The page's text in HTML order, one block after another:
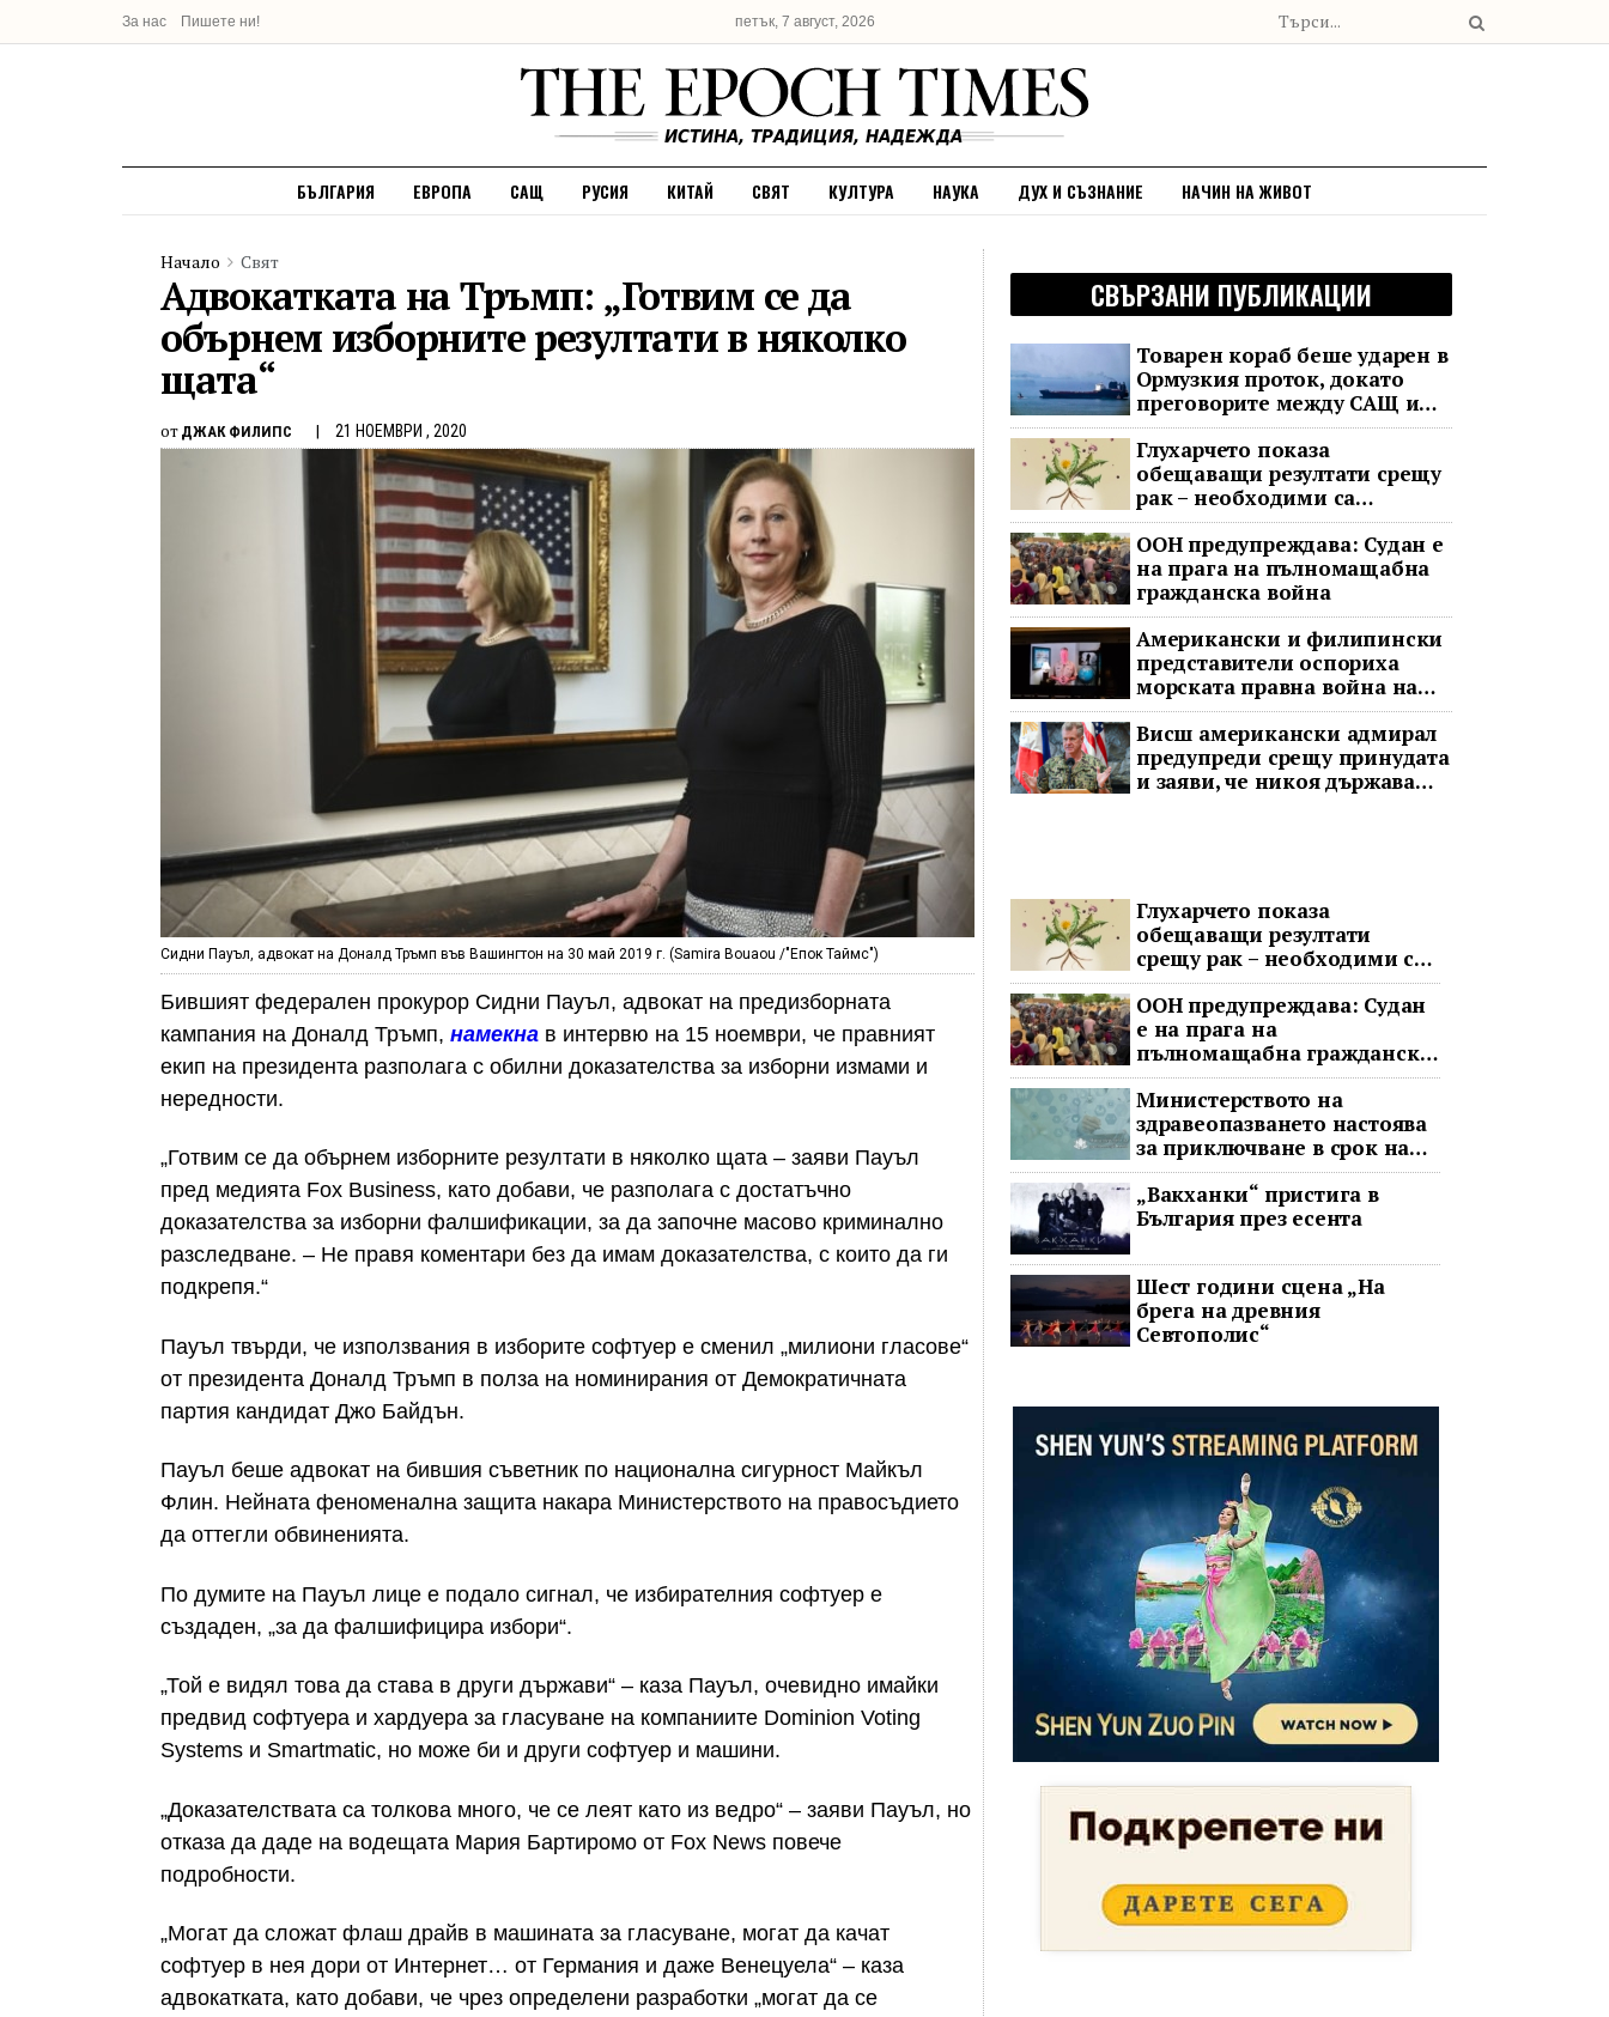
За нас Пишете ни! петък, 7 август, 2026
БЪЛГАРИЯ ЕВРОПА САЩ РУСИЯ КИТАЙ СВЯТ КУЛТУРА НАУКА ДУХ И СЪЗНАНИЕ НАЧИН НА ЖИВОТ
Начало Свят
Адвокатката на Тръмп: „Готвим се да
обърнем изборните резултати в няколко
щата“
от ДЖАК ФИЛИПС 21 НОЕМВРИ , 2020
Сидни Пауъл, адвокат на Доналд Тръмп във Вашингтон на 30 май 2019 г. (Samira Bouaou /"Епок Таймс")
Бившият федерален прокурор Сидни Пауъл, адвокат на предизборната
кампания на Доналд Тръмп, намекна в интервю на 15 ноември, че правният
екип на президента разполага с обилни доказателства за изборни измами и
нередности.
„Готвим се да обърнем изборните резултати в няколко щата – заяви Пауъл
пред медията Fox Business, като добави, че разполага с достатъчно
доказателства за изборни фалшификации, за да започне масово криминално
разследване. – Не правя коментари без да имам доказателства, с които да ги
подкрепя.“
Пауъл твърди, че използвания в изборите софтуер е сменил „милиони гласове“
от президента Доналд Тръмп в полза на номинирания от Демократичната
партия кандидат Джо Байдън.
Пауъл беше адвокат на бившия съветник по национална сигурност Майкъл
Флин. Нейната феноменална защита накара Министерството на правосъдието
да оттегли обвиненията.
По думите на Пауъл лице е подало сигнал, че избирателния софтуер е
създаден, „за да фалшифицира избори“.
„Той е видял това да става в други държави“ – каза Пауъл, очевидно имайки
предвид софтуера и хардуера за гласуване на компаниите Dominion Voting
Systems и Smartmatic, но може би и други софтуер и машини.
„Доказателствата са толкова много, че се леят като из ведро“ – заяви Пауъл, но
отказа да даде на водещата Мария Бартиромо от Fox News повече
подробности.
„Могат да сложат флаш драйв в машината за гласуване, могат да качат
софтуер в нея дори от Интернет… от Германия и даже Венецуела“ – каза
адвокатката, като добави, че чрез определени разработки „могат да се
СВЪРЗАНИ ПУБЛИКАЦИИ
Товарен кораб беше ударен в
Ормузкия проток, докато
преговорите между САЩ и
Иран останаха в безизходица
Глухарчето показа
обещаващи резултати срещу
рак – необходими са
изпитания с хора
ООН предупреждава: Судан е
на прага на пълномащабна
гражданска война
Американски и филипински
представители оспориха
морската правна война на
Пекин
Висш американски адмирал
предупреди срещу принудата
и заяви, че никоя държава
Глухарчето показа
обещаващи резултати
срещу рак – необходими са
изпитания с хора
ООН предупреждава: Судан
е на прага на
пълномащабна гражданска
война
Министерството на
здравеопазването настоява
за приключване в срок на
два ключови строителни
проекта
„Вакханки“ пристига в
България през есента
Шест години сцена „На
брега на древния
Севтополис“